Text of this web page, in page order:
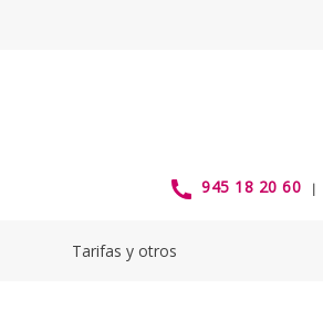
945 18 20 60 |
Tarifas y otros